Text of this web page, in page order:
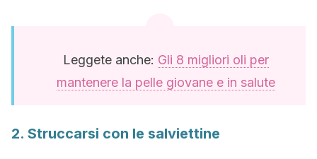
Leggete anche: Gli 8 migliori oli per
mantenere la pelle giovane e in salute
2. Struccarsi con le salviettine